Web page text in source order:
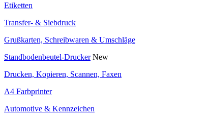
Etiketten
Transfer- & Siebdruck
Grußkarten, Schreibwaren & Umschläge
Standbodenbeutel-Drucker New
Drucken, Kopieren, Scannen, Faxen
A4 Farbprinter
Automotive & Kennzeichen